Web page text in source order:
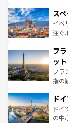
ろん
景な
ピザ
ませ
なお
しい
ス
イベ
注ぐ
文化
れる
る。
アー
せる
ンテ
フ
ット
フラ
指の
で、
聖堂
から
ド
ドイ
の中